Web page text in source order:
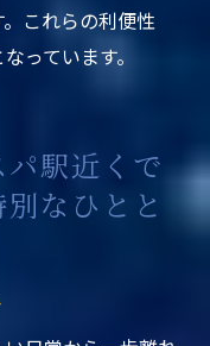
これらの利便性
っています。
駅近くで
なひとと